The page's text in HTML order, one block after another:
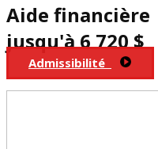
Aide financière
jusqu'à 6 720 $
Admissibilité​